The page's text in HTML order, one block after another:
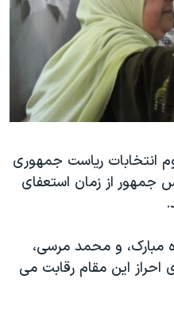
انتخابات ریاست جمهوری
جمهور از زمان استعفای
مبارک، و محمد مرسی،
احراز این مقام رقابت می